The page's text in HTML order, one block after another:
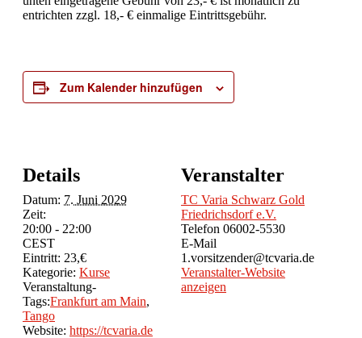
entrichten zzgl. 18,- € einmalige Eintrittsgebühr.
Zum Kalender hinzufügen
Details
Datum: 7. Juni 2029
Zeit:
20:00 - 22:00
CEST
Eintritt: 23,€
Kategorie: Kurse
Veranstaltung-
Tags:Frankfurt am Main,
Tango
Website: https://tcvaria.de
Veranstalter
TC Varia Schwarz Gold
Friedrichsdorf e.V.
Telefon 06002-5530
E-Mail
1.vorsitzender@tcvaria.de
Veranstalter-Website
anzeigen